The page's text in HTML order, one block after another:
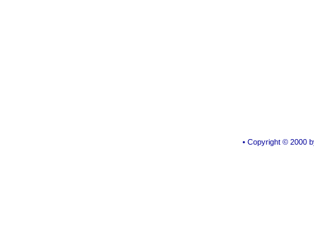
• Copyright © 2000